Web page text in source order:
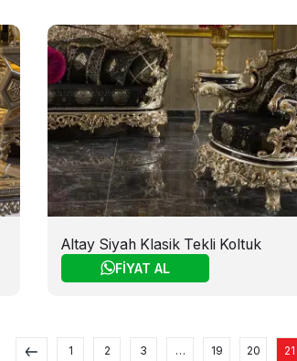
Altay Siyah Klasik Tekli Koltuk
FİYAT AL
1 2 3 … 19 20 21